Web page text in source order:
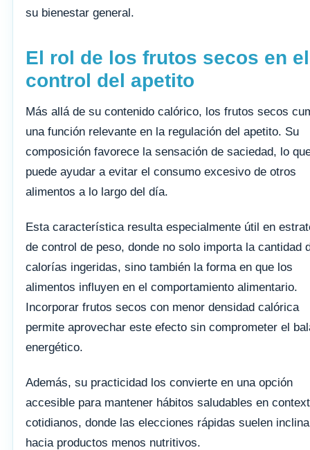
su bienestar general.
El rol de los frutos secos en el
control del apetito
Más allá de su contenido calórico, los frutos secos
una función relevante en la regulación del apetito. Su
composición favorece la sensación de saciedad, lo
puede ayudar a evitar el consumo excesivo de otros
alimentos a lo largo del día.
Esta característica resulta especialmente útil en
de control de peso, donde no solo importa la cantidad
calorías ingeridas, sino también la forma en que los
alimentos influyen en el comportamiento alimentario.
Incorporar frutos secos con menor densidad calórica
permite aprovechar este efecto sin comprometer el
energético.
Además, su practicidad los convierte en una opción
accesible para mantener hábitos saludables en
cotidianos, donde las elecciones rápidas suelen
hacia productos menos nutritivos.